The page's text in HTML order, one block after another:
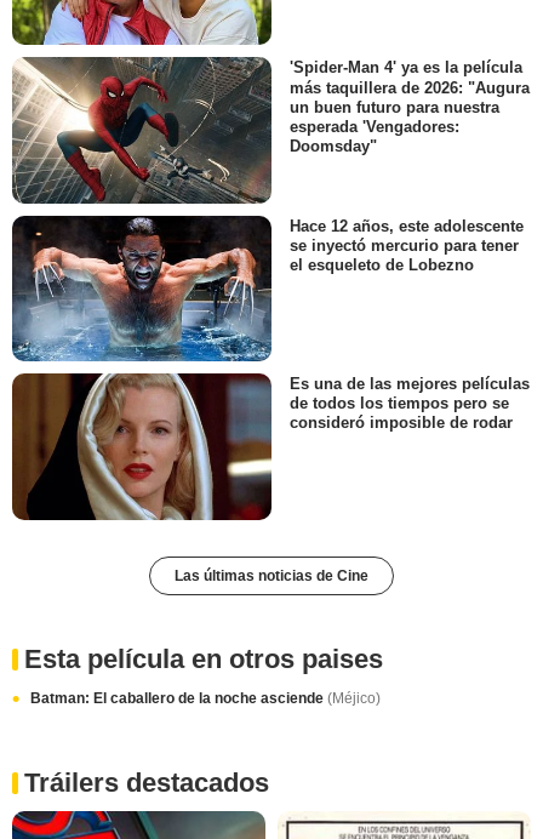
'Spider-Man 4' ya es la película
más taquillera de 2026: "Augura
un buen futuro para nuestra
esperada 'Vengadores:
Doomsday"
Hace 12 años, este adolescente
se inyectó mercurio para tener
el esqueleto de Lobezno
Es una de las mejores películas
de todos los tiempos pero se
consideró imposible de rodar
Las últimas noticias de Cine
Esta película en otros paises
Batman: El caballero de la noche asciende (Méjico)
Tráilers destacados